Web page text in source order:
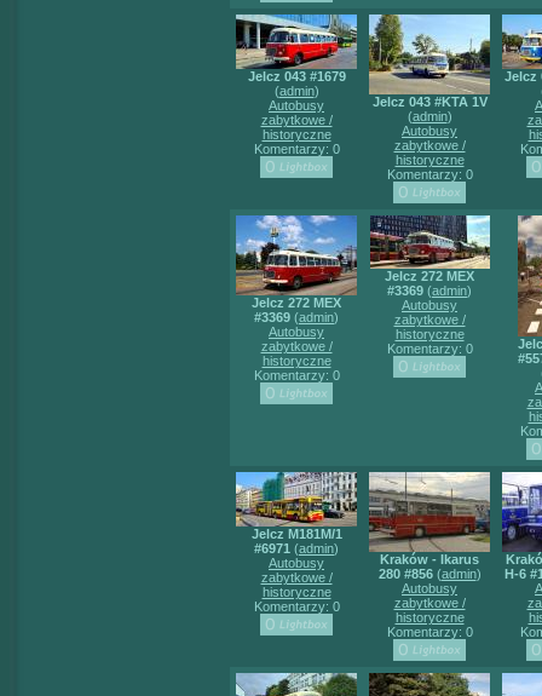
Jelcz 043 #1679
(admin)
Autobusy
zabytkowe /
historyczne
Komentarzy: 0
Jelcz 043 #KTA 1V
(admin)
Autobusy
zabytkowe /
historyczne
Komentarzy: 0
Jelcz
Jelcz 272 MEX
#3369 (admin)
Autobusy
zabytkowe /
historyczne
Komentarzy: 0
Jelcz 272 MEX
#3369 (admin)
Autobusy
zabytkowe /
historyczne
Komentarzy: 0
Jelcz M181M/1
#6971 (admin)
Autobusy
zabytkowe /
historyczne
Komentarzy: 0
Kraków - Ikarus
280 #856(admin)
Autobusy
zabytkowe /
historyczne
Komentarzy: 0
H-6